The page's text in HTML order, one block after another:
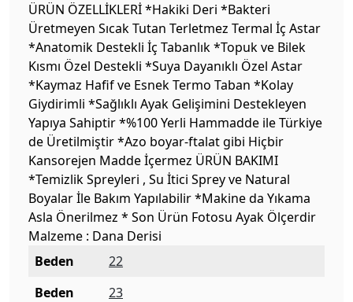
ÜRÜN ÖZELLİKLERİ *Hakiki Deri *Bakteri
Üretmeyen Sıcak Tutan Terletmez Termal İç Astar
*Anatomik Destekli İç Tabanlık *Topuk ve Bilek
Kısmı Özel Destekli *Suya Dayanıklı Özel Astar
*Kaymaz Hafif ve Esnek Termo Taban *Kolay
Giydirimli *Sağlıklı Ayak Gelişimini Destekleyen
Yapıya Sahiptir *%100 Yerli Hammadde ile Türkiye
de Üretilmiştir *Azo boyar-ftalat gibi Hiçbir
Kansorejen Madde İçermez ÜRÜN BAKIMI
*Temizlik Spreyleri , Su İtici Sprey ve Natural
Boyalar İle Bakım Yapılabilir *Makine da Yıkama
Asla Önerilmez * Son Ürün Fotosu Ayak Ölçerdir
Malzeme : Dana Derisi
Beden
22
Beden
23